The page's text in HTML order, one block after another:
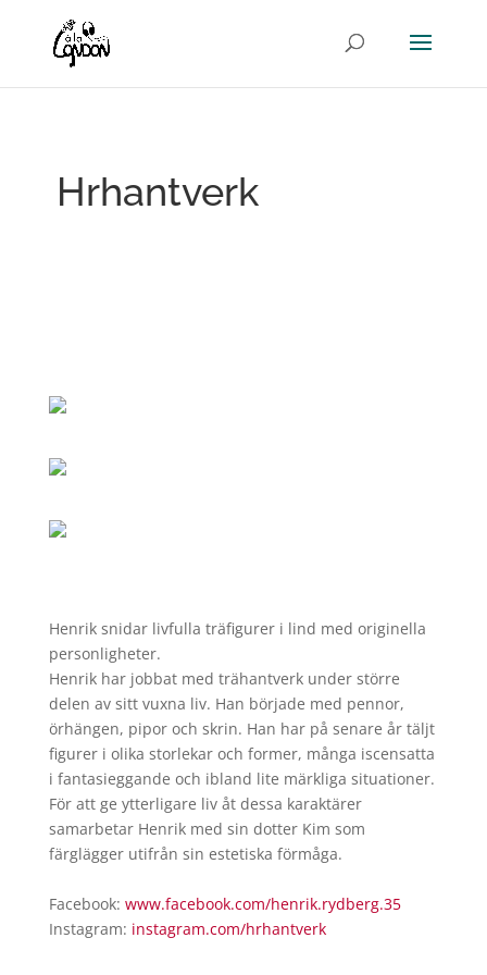
Hrhantverk
Henrik snidar livfulla träfigurer i lind med originella
personligheter.
Henrik har jobbat med trähantverk under större
delen av sitt vuxna liv. Han började med pennor,
örhängen, pipor och skrin. Han har på senare år täljt
figurer i olika storlekar och former, många iscensatta
i fantasieggande och ibland lite märkliga situationer.
För att ge ytterligare liv åt dessa karaktärer
samarbetar Henrik med sin dotter Kim som
färglägger utifrån sin estetiska förmåga.
Facebook: www.facebook.com/henrik.rydberg.35
Instagram: instagram.com/hrhantverk